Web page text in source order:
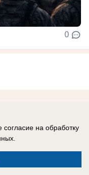
0
Информация
на обработку